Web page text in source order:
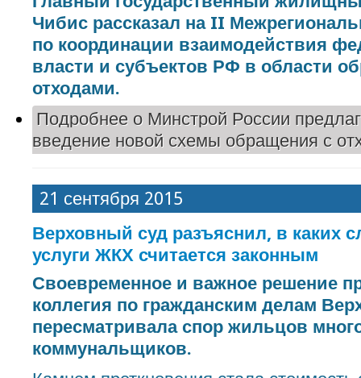
Чибис рассказал на II
по координации взаимодействия
власти и субъектов РФ в области
отходами.
Подробнее о Минстрой России
введение новой схемы обращения с
21 сентября 2015
Верховный суд разъяснил, в каких
услуги ЖКХ считается законным
Своевременное и важное решение
коллегия по гражданским делам
пересматривала спор жильцов
коммунальщиков.